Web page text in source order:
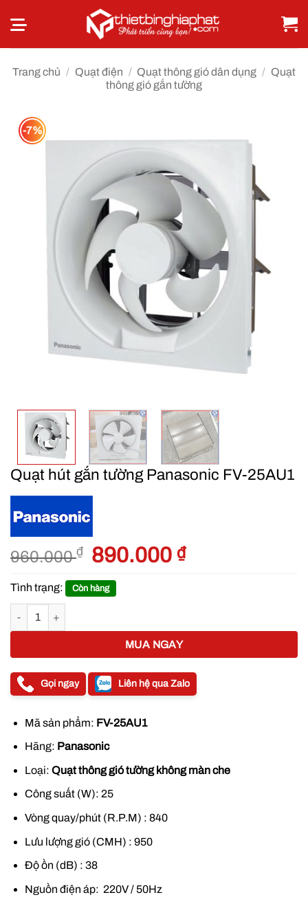
qua
Trang chủ / Quạt điện / Quạt thông gió dân dụng / Quạt
thông gió gắn tường
-7%
Quạt hút gắn tường Panasonic FV-25AU1
960.000₫
Giá
gốc
là:
960.000 ₫.
890.000 ₫Giá
Tình trạng: Còn hàng
MUA NGAY
Gọi ngay Liên hệ qua Zalo
Mã sản phẩm: FV-25AU1
Hãng: Panasonic
Loại: Quạt thông gió tường không màn che
Công suất (W): 25
Vòng quay/phút (R.P.M) : 840
Lưu lượng gió (CMH) : 950
Độ ồn (dB) : 38
Nguồn điện áp: 220V / 50Hz